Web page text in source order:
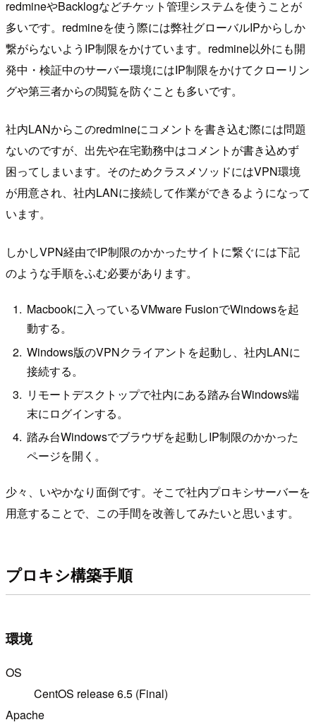
redmineやBacklogなどチケット管理システムを使うことが
多いです。redmineを使う際には弊社グローバルIPからしか
繋がらないようIP制限をかけています。redmine以外にも開
発中・検証中のサーバー環境にはIP制限をかけてクローリン
グや第三者からの閲覧を防ぐことも多いです。
社内LANからこのredmineにコメントを書き込む際には問題
ないのですが、出先や在宅勤務中はコメントが書き込めず
困ってしまいます。そのためクラスメソッドにはVPN環境
が用意され、社内LANに接続して作業ができるようになって
います。
しかしVPN経由でIP制限のかかったサイトに繋ぐには下記
のような手順をふむ必要があります。
Macbookに入っているVMware FusionでWindowsを起
動する。
Windows版のVPNクライアントを起動し、社内LANに
接続する。
リモートデスクトップで社内にある踏み台Windows端
末にログインする。
踏み台Windowsでブラウザを起動しIP制限のかかった
ページを開く。
少々、いやかなり面倒です。そこで社内プロキシサーバーを
用意することで、この手間を改善してみたいと思います。
プロキシ構築手順
環境
OS
CentOS release 6.5 (Final)
Apache